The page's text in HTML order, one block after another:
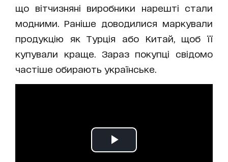
що вітчизняні виробники нарешті стали
модними. Раніше доводилися маркували
продукцію як Турція або Китай, щоб її
купували краще. Зараз покупці свідомо
частіше обирають українське.